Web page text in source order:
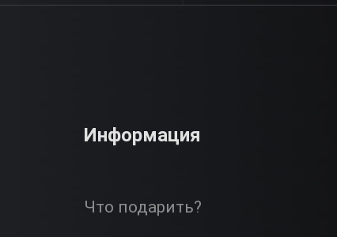
Информация
Что подарить?